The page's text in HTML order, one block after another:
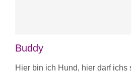
Buddy
Hier bin ich Hund, hier darf ichs